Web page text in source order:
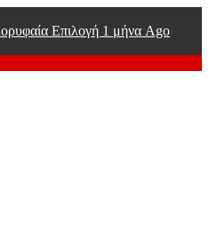
Επιλογή 1 μήνα Ago